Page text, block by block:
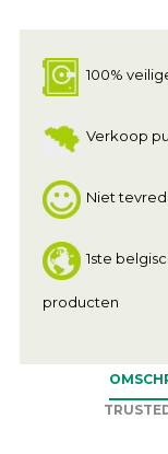
100%
Verkoop
Niet
1ste
producten